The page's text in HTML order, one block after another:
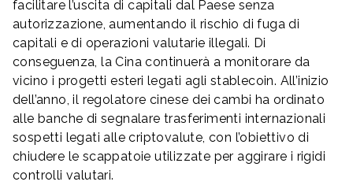
facilitare l’uscita di capitali dal Paese senza
autorizzazione, aumentando il rischio di fuga di
capitali e di operazioni valutarie illegali. Di
conseguenza, la Cina continuerà a monitorare da
vicino i progetti esteri legati agli stablecoin. All’inizio
dell’anno, il regolatore cinese dei cambi ha ordinato
alle banche di segnalare trasferimenti internazionali
sospetti legati alle criptovalute, con l’obiettivo di
chiudere le scappatoie utilizzate per aggirare i rigidi
controlli valutari.